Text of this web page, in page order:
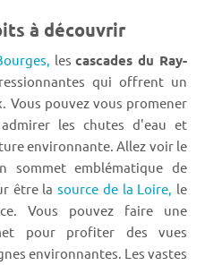
à découvrir
lescascades du Ray-
qui offrent un
Vous pouvez vous promener
les chutes d'eau et
environnante. Allez voir le
sommet emblématique de
être lasource de la Loire, le
Vous pouvez faire une
pour profiter des vues
environnantes. Les vastes